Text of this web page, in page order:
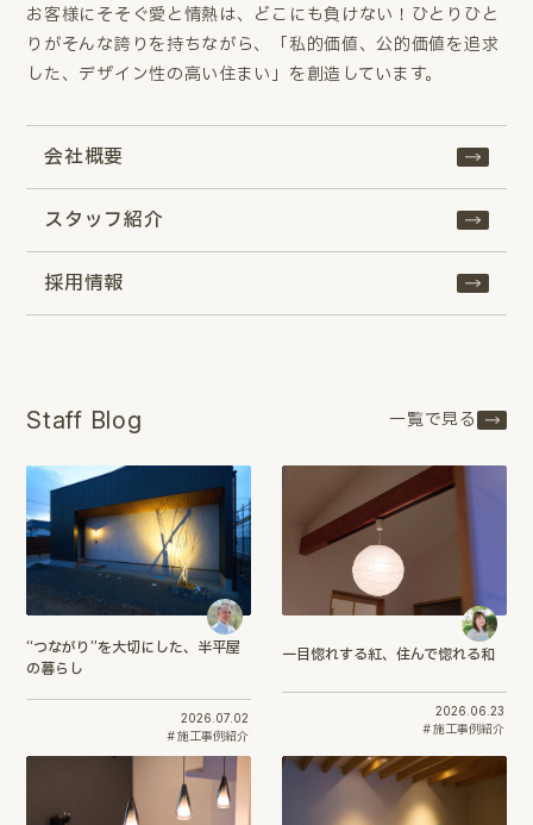
お客様にそそぐ愛と情熱は、どこにも負けない！ひとりひと
りがそんな誇りを持ちながら、「私的価値、公的価値を追求
した、デザイン性の高い住まい」を創造しています。
会社概要
スタッフ紹介
採用情報
Staff Blog 一覧で見る
“つながり”を大切にした、半平屋
の暮らし
2026.07.02
施工事例紹介
一目惚れする紅、住んで惚れる和
2026.06.23
施工事例紹介